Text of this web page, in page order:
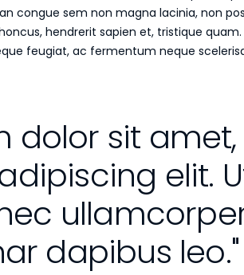
congue sem non magna lacinia, non
hendrerit sapien et, tristique
feugiat, ac fermentum neque
dolor sit amet,
elit.
dapibus leo."